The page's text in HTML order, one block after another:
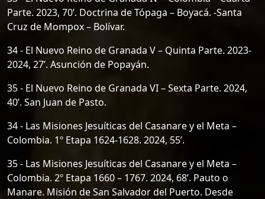
Parte. 2023, 70’. Doctrina de Tópaga – Boyacá. -Santa
Cruz de Mompox – Bolívar.
34 - El Nuevo Reino de Granada V – Quinta Parte. 2023-
2024, 27’. Asunción de Popayán.
35 - El Nuevo Reino de Granada VI – Sexta Parte. 2024,
40’. San Juan de Pasto.
34 - Las Misiones Jesuíticas del Casanare y el Meta –
Colombia. 1º Etapa 1624-1628. 2024, 55’.
35 - Las Misiones Jesuíticas del Casanare y el Meta –
Colombia. 2º Etapa 1660 – 1767. 2024, 68’. Pauto o
Manare. Misión de San Salvador del Puerto. Desde